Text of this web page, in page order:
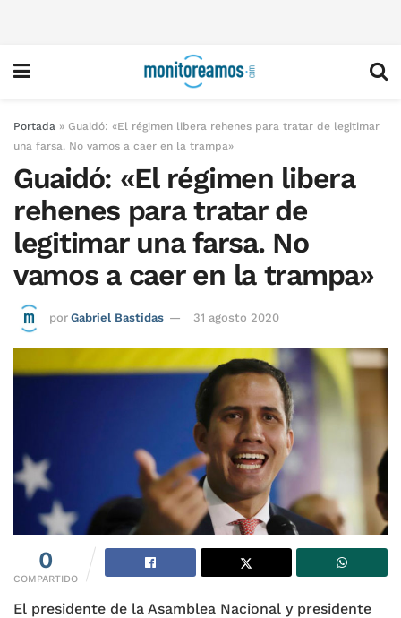
Portada » Guaidó: «El régimen libera rehenes para tratar de legitimar
una farsa. No vamos a caer en la trampa»
Guaidó: «El régimen libera
rehenes para tratar de
legitimar una farsa. No
vamos a caer en la trampa»
por Gabriel Bastidas 31 agosto 2020
0
COMPARTIDO
El presidente de la Asamblea Nacional y presidente